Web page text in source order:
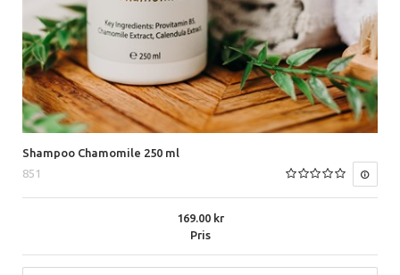
Shampoo Chamomile 250 ml
851
Pris
169.00